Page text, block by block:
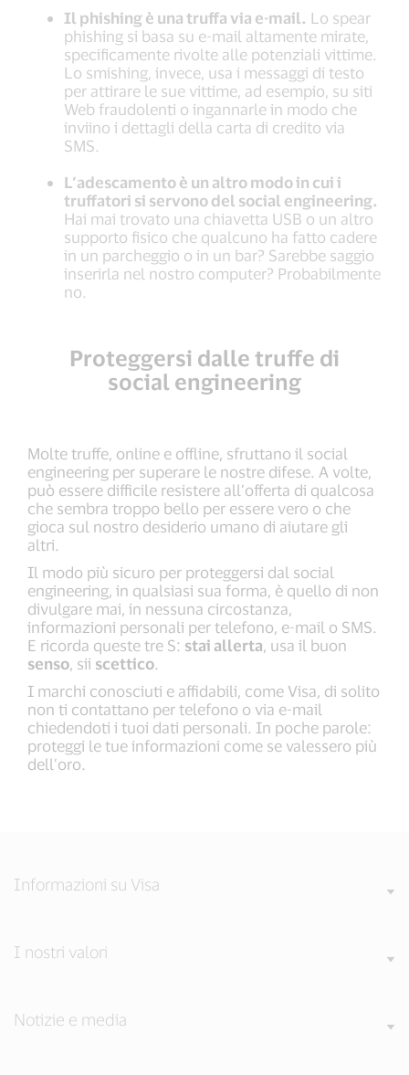
Il phishing è una truffa via e-mail. Lo spear
phishing si basa su e-mail altamente mirate,
specificamente rivolte alle potenziali vittime.
Lo smishing, invece, usa i messaggi di testo
per attirare le sue vittime, ad esempio, su siti
Web fraudolenti o ingannarle in modo che
inviino i dettagli della carta di credito via
SMS.
L’adescamento è un altro modo in cui i
truffatori si servono del social engineering.
Hai mai trovato una chiavetta USB o un altro
supporto fisico che qualcuno ha fatto cadere
in un parcheggio o in un bar? Sarebbe saggio
inserirla nel nostro computer? Probabilmente
no.
Proteggersi dalle truffe di
social engineering
Molte truffe, online e offline, sfruttano il social
engineering per superare le nostre difese. A volte,
può essere difficile resistere all’offerta di qualcosa
che sembra troppo bello per essere vero o che
gioca sul nostro desiderio umano di aiutare gli
altri.
Il modo più sicuro per proteggersi dal social
engineering, in qualsiasi sua forma, è quello di non
divulgare mai, in nessuna circostanza,
informazioni personali per telefono, e-mail o SMS.
E ricorda queste tre S: stai allerta, usa il buon
senso, sii scettico.
I marchi conosciuti e affidabili, come Visa, di solito
non ti contattano per telefono o via e-mail
chiedendoti i tuoi dati personali. In poche parole:
proteggi le tue informazioni come se valessero più
dell’oro.
Informazioni su Visa
I nostri valori
Notizie e media